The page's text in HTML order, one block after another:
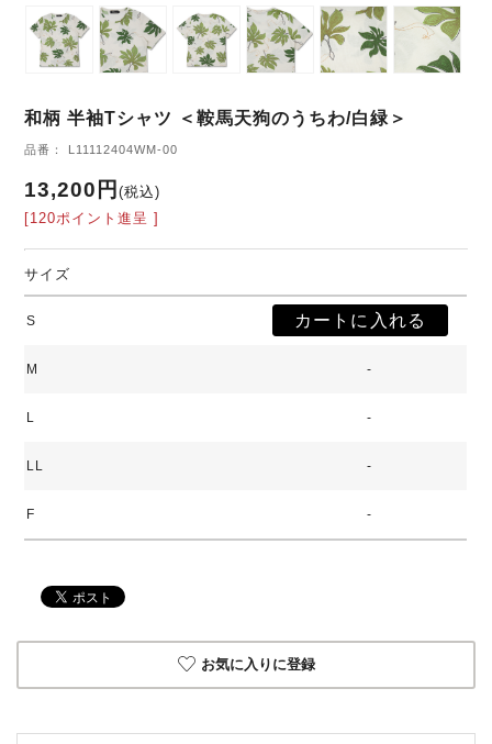
和柄 半袖Tシャツ ＜鞍馬天狗のうちわ/白緑＞
品番： L11112404WM-00
13,200円(税込)
[120ポイント進呈 ]
サイズ
S
M -
L -
LL -
F -
お気に入りに登録